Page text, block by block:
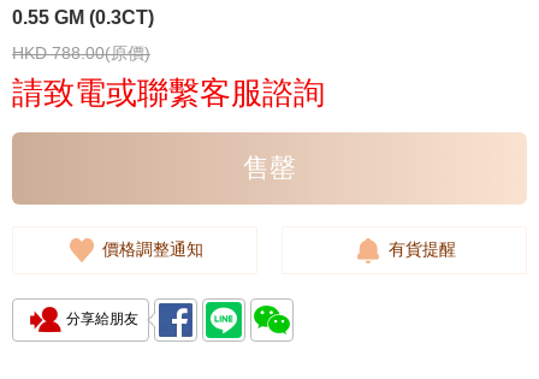
0.55 GM (0.3CT)
HKD 788.00(原價)
請致電或聯繫客服諮詢
售罄
價格調整通知 有貨提醒
分享給朋友